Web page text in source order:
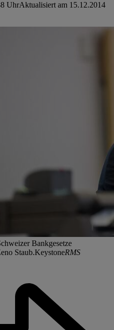
UhrAktualisiert am 15.12.2014
Bankgesetze
Staub.KeystoneRMS